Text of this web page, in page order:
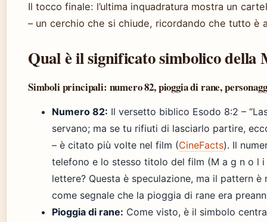
Il tocco finale: l’ultima inquadratura mostra un
– un cerchio che si chiude, ricordando che tutto è
Qual è il significato simbolico della
Simboli principali: numero 82, pioggia di rane,
Numero 82: Il versetto biblico Esodo 8:2 –
servano; ma se tu rifiuti di lasciarlo partire,
– è citato più volte nel film (CineFacts). Il
telefono e lo stesso titolo del film (M a g n o l
lettere? Questa è speculazione, ma il pattern
come segnale che la pioggia di rane era
Pioggia di rane: Come visto, è il simbolo